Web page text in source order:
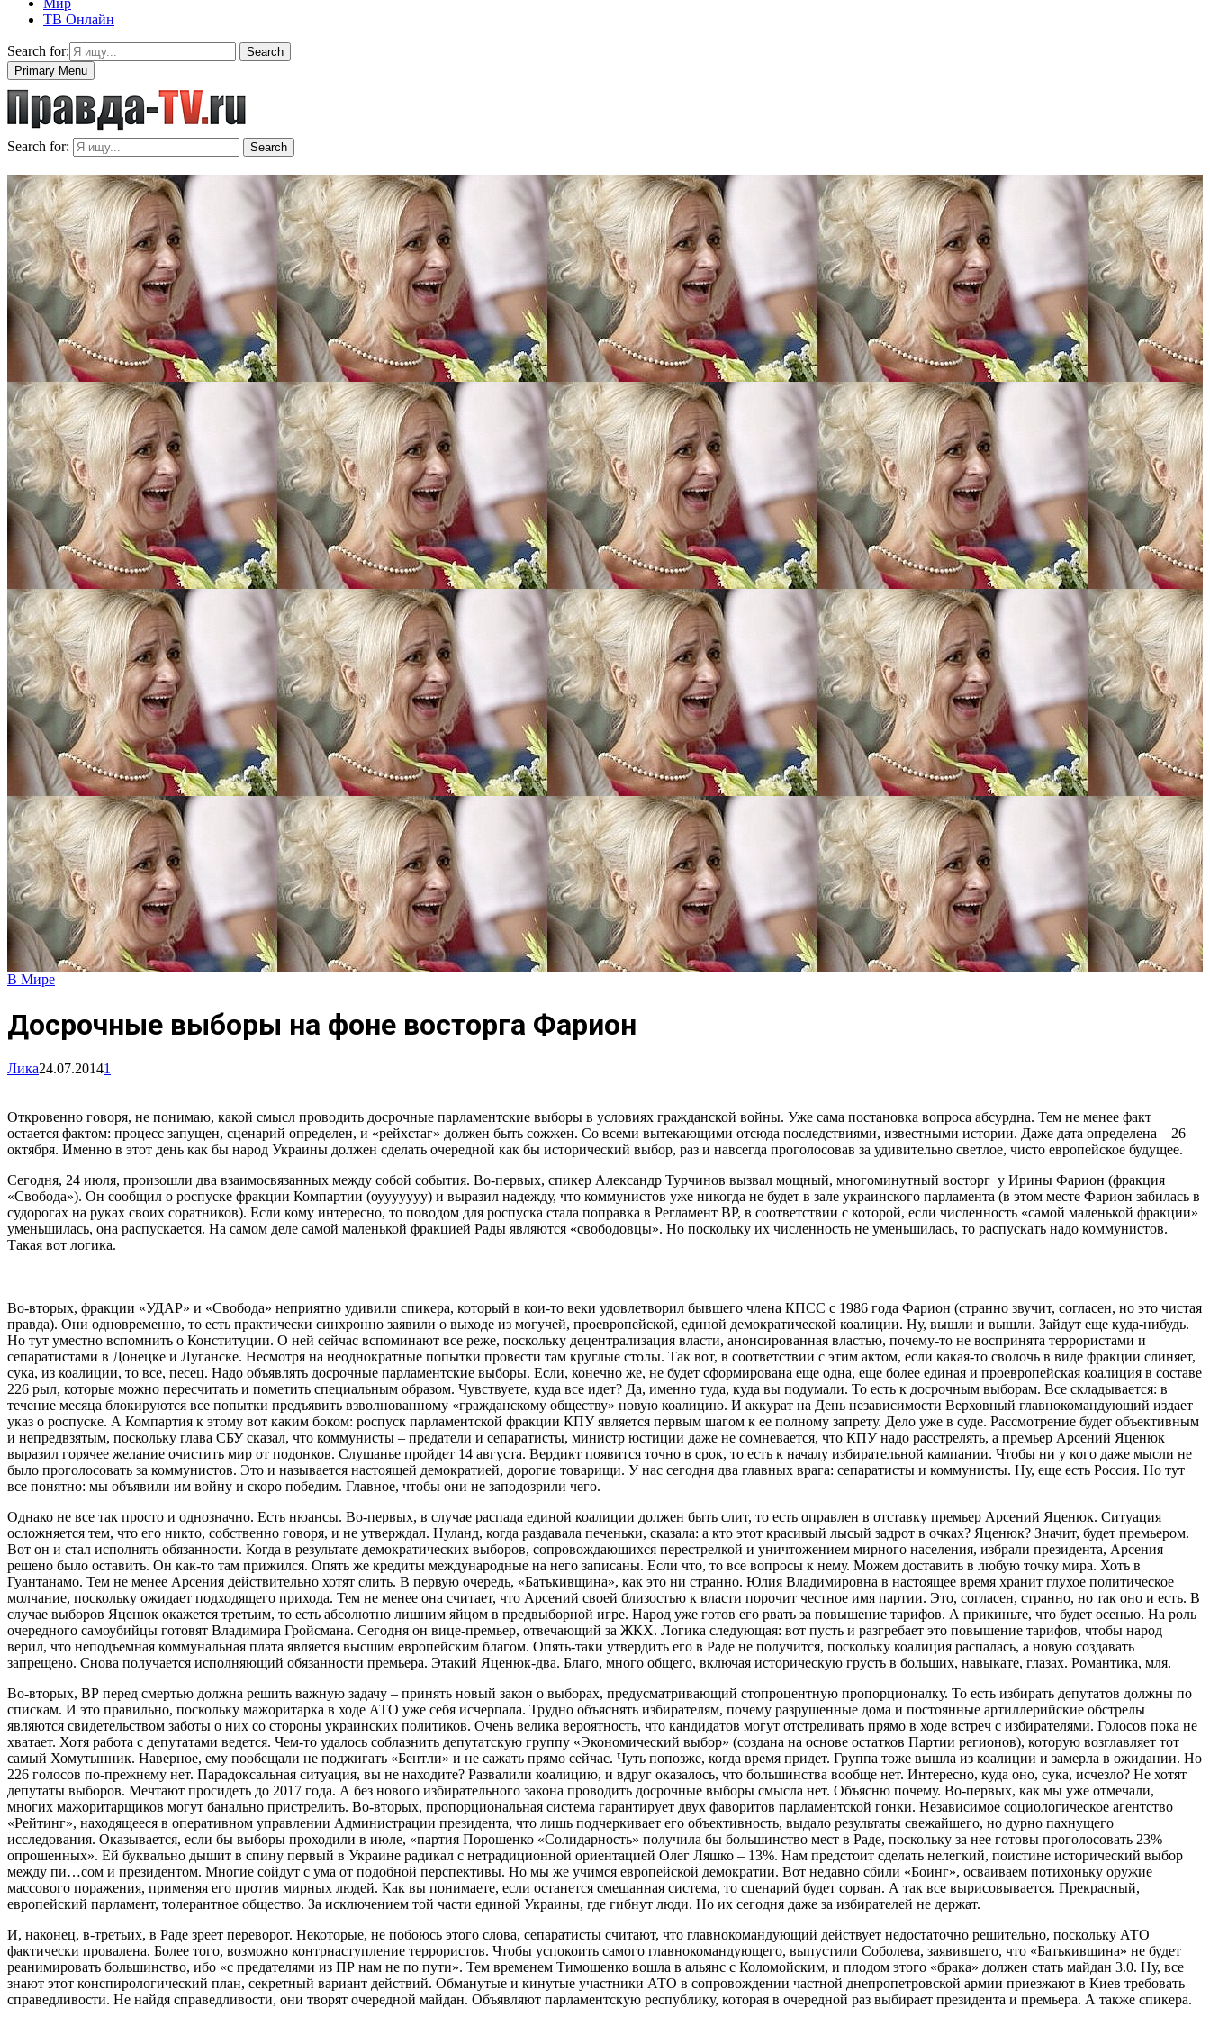
Мир
ТВ Онлайн
Search for:
Search
Primary Menu
Search for: Search
В Мире
Досрочные выборы на фоне восторга Фарион
Лика24.07.20141
Откровенно говоря, не понимаю, какой смысл проводить досрочные парламентские выборы в условиях гражданской войны. Уже сама постановка вопроса абсурдна. Тем не менее факт
остается фактом: процесс запущен, сценарий определен, и «рейхстаг» должен быть сожжен. Со всеми вытекающими отсюда последствиями, известными истории. Даже дата определена – 26
октября. Именно в этот день как бы народ Украины должен сделать очередной как бы исторический выбор, раз и навсегда проголосовав за удивительно светлое, чисто европейское будущее.
Сегодня, 24 июля, произошли два взаимосвязанных между собой события. Во-первых, спикер Александр Турчинов вызвал мощный, многоминутный восторг у Ирины Фарион (фракция
«Свобода»). Он сообщил о роспуске фракции Компартии (оууууууу) и выразил надежду, что коммунистов уже никогда не будет в зале украинского парламента (в этом месте Фарион забилась в
судорогах на руках своих соратников). Если кому интересно, то поводом для роспуска стала поправка в Регламент ВР, в соответствии с которой, если численность «самой маленькой фракции»
уменьшилась, она распускается. На самом деле самой маленькой фракцией Рады являются «свободовцы». Но поскольку их численность не уменьшилась, то распускать надо коммунистов.
Такая вот логика.
Во-вторых, фракции «УДАР» и «Свобода» неприятно удивили спикера, который в кои-то веки удовлетворил бывшего члена КПСС с 1986 года Фарион (странно звучит, согласен, но это чистая
правда). Они одновременно, то есть практически синхронно заявили о выходе из могучей, проевропейской, единой демократической коалиции. Ну, вышли и вышли. Зайдут еще куда-нибудь.
Но тут уместно вспомнить о Конституции. О ней сейчас вспоминают все реже, поскольку децентрализация власти, анонсированная властью, почему-то не воспринята террористами и
сепаратистами в Донецке и Луганске. Несмотря на неоднократные попытки провести там круглые столы. Так вот, в соответствии с этим актом, если какая-то сволочь в виде фракции слиняет,
сука, из коалиции, то все, песец. Надо объявлять досрочные парламентские выборы. Если, конечно же, не будет сформирована еще одна, еще более единая и проевропейская коалиция в составе
226 рыл, которые можно пересчитать и пометить специальным образом. Чувствуете, куда все идет? Да, именно туда, куда вы подумали. То есть к досрочным выборам. Все складывается: в
течение месяца блокируются все попытки предъявить взволнованному «гражданскому обществу» новую коалицию. И аккурат на День независимости Верховный главнокомандующий издает
указ о роспуске. А Компартия к этому вот каким боком: роспуск парламентской фракции КПУ является первым шагом к ее полному запрету. Дело уже в суде. Рассмотрение будет объективным
и непредвзятым, поскольку глава СБУ сказал, что коммунисты – предатели и сепаратисты, министр юстиции даже не сомневается, что КПУ надо расстрелять, а премьер Арсений Яценюк
выразил горячее желание очистить мир от подонков. Слушанье пройдет 14 августа. Вердикт появится точно в срок, то есть к началу избирательной кампании. Чтобы ни у кого даже мысли не
было проголосовать за коммунистов. Это и называется настоящей демократией, дорогие товарищи. У нас сегодня два главных врага: сепаратисты и коммунисты. Ну, еще есть Россия. Но тут
все понятно: мы объявили им войну и скоро победим. Главное, чтобы они не заподозрили чего.
Однако не все так просто и однозначно. Есть нюансы. Во-первых, в случае распада единой коалиции должен быть слит, то есть оправлен в отставку премьер Арсений Яценюк. Ситуация
осложняется тем, что его никто, собственно говоря, и не утверждал. Нуланд, когда раздавала печеньки, сказала: а кто этот красивый лысый задрот в очках? Яценюк? Значит, будет премьером.
Вот он и стал исполнять обязанности. Когда в результате демократических выборов, сопровождающихся перестрелкой и уничтожением мирного населения, избрали президента, Арсения
решено было оставить. Он как-то там прижился. Опять же кредиты международные на него записаны. Если что, то все вопросы к нему. Можем доставить в любую точку мира. Хоть в
Гуантанамо. Тем не менее Арсения действительно хотят слить. В первую очередь, «Батькивщина», как это ни странно. Юлия Владимировна в настоящее время хранит глухое политическое
молчание, поскольку ожидает подходящего прихода. Тем не менее она считает, что Арсений своей близостью к власти порочит честное имя партии. Это, согласен, странно, но так оно и есть. В
случае выборов Яценюк окажется третьим, то есть абсолютно лишним яйцом в предвыборной игре. Народ уже готов его рвать за повышение тарифов. А прикиньте, что будет осенью. На роль
очередного самоубийцы готовят Владимира Гройсмана. Сегодня он вице-премьер, отвечающий за ЖКХ. Логика следующая: вот пусть и разгребает это повышение тарифов, чтобы народ
верил, что неподъемная коммунальная плата является высшим европейским благом. Опять-таки утвердить его в Раде не получится, поскольку коалиция распалась, а новую создавать
запрещено. Снова получается исполняющий обязанности премьера. Этакий Яценюк-два. Благо, много общего, включая историческую грусть в больших, навыкате, глазах. Романтика, мля.
Во-вторых, ВР перед смертью должна решить важную задачу – принять новый закон о выборах, предусматривающий стопроцентную пропорционалку. То есть избирать депутатов должны по
спискам. И это правильно, поскольку мажоритарка в ходе АТО уже себя исчерпала. Трудно объяснять избирателям, почему разрушенные дома и постоянные артиллерийские обстрелы
являются свидетельством заботы о них со стороны украинских политиков. Очень велика вероятность, что кандидатов могут отстреливать прямо в ходе встреч с избирателями. Голосов пока не
хватает. Хотя работа с депутатами ведется. Чем-то удалось соблазнить депутатскую группу «Экономический выбор» (создана на основе остатков Партии регионов), которую возглавляет тот
самый Хомутынник. Наверное, ему пообещали не поджигать «Бентли» и не сажать прямо сейчас. Чуть попозже, когда время придет. Группа тоже вышла из коалиции и замерла в ожидании. Но
226 голосов по-прежнему нет. Парадоксальная ситуация, вы не находите? Развалили коалицию, и вдруг оказалось, что большинства вообще нет. Интересно, куда оно, сука, исчезло? Не хотят
депутаты выборов. Мечтают просидеть до 2017 года. А без нового избирательного закона проводить досрочные выборы смысла нет. Объясню почему. Во-первых, как мы уже отмечали,
многих мажоритарщиков могут банально пристрелить. Во-вторых, пропорциональная система гарантирует двух фаворитов парламентской гонки. Независимое социологическое агентство
«Рейтинг», находящееся в оперативном управлении Администрации президента, что лишь подчеркивает его объективность, выдало результаты свежайшего, но дурно пахнущего
исследования. Оказывается, если бы выборы проходили в июле, «партия Порошенко «Солидарность» получила бы большинство мест в Раде, поскольку за нее готовы проголосовать 23%
опрошенных». Ей буквально дышит в спину первый в Украине радикал с нетрадиционной ориентацией Олег Ляшко – 13%. Нам предстоит сделать нелегкий, поистине исторический выбор
между пи…сом и президентом. Многие сойдут с ума от подобной перспективы. Но мы же учимся европейской демократии. Вот недавно сбили «Боинг», осваиваем потихоньку оружие
массового поражения, применяя его против мирных людей. Как вы понимаете, если останется смешанная система, то сценарий будет сорван. А так все вырисовывается. Прекрасный,
европейский парламент, толерантное общество. За исключением той части единой Украины, где гибнут люди. Но их сегодня даже за избирателей не держат.
И, наконец, в-третьих, в Раде зреет переворот. Некоторые, не побоюсь этого слова, сепаратисты считают, что главнокомандующий действует недостаточно решительно, поскольку АТО
фактически провалена. Более того, возможно контрнаступление террористов. Чтобы успокоить самого главнокомандующего, выпустили Соболева, заявившего, что «Батькивщина» не будет
реанимировать большинство, ибо «с предателями из ПР нам не по пути». Тем временем Тимошенко вошла в альянс с Коломойским, и плодом этого «брака» должен стать майдан 3.0. Ну, все
знают этот конспирологический план, секретный вариант действий. Обманутые и кинутые участники АТО в сопровождении частной днепропетровской армии приезжают в Киев требовать
справедливости. Не найдя справедливости, они творят очередной майдан. Объявляют парламентскую республику, которая в очередной раз выбирает президента и премьера. А также спикера.